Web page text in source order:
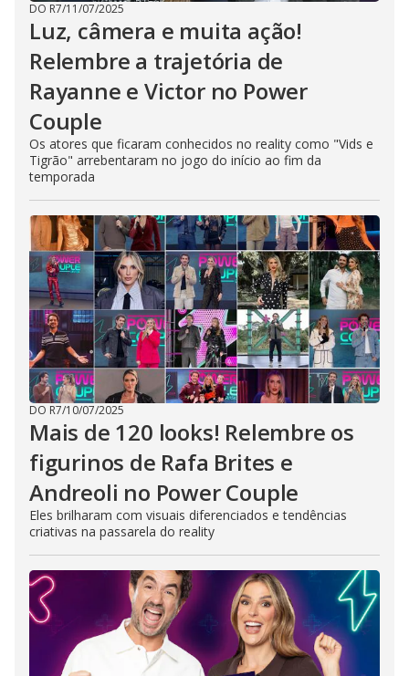
DO R7/11/07/2025
Luz, câmera e muita ação!
Relembre a trajetória de
Rayanne e Victor no Power
Couple
Os atores que ficaram conhecidos no reality como "Vids e
Tigrão" arrebentaram no jogo do início ao fim da
temporada
DO R7/10/07/2025
Mais de 120 looks! Relembre os
figurinos de Rafa Brites e
Andreoli no Power Couple
Eles brilharam com visuais diferenciados e tendências
criativas na passarela do reality